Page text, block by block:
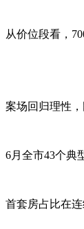
从价位段看，
案场回归理性
6月全市43个典
首套房占比在连